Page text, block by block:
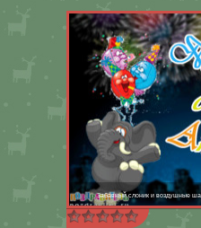
Забавный слоник и воздушные